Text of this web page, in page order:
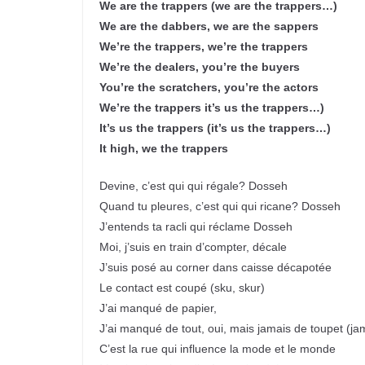
We are the trappers (we are the trappers…)
We are the dabbers, we are the sappers
We’re the trappers, we’re the trappers
We’re the dealers, you’re the buyers
You’re the scratchers, you’re the actors
We’re the trappers it’s us the trappers…)
It’s us the trappers (it’s us the trappers…)
It high, we the trappers
Devine, c’est qui qui régale? Dosseh
Quand tu pleures, c’est qui qui ricane? Dosseh
J’entends ta racli qui réclame Dosseh
Moi, j’suis en train d’compter, décale
J’suis posé au corner dans caisse décapotée
Le contact est coupé (sku, skur)
J’ai manqué de papier,
J’ai manqué de tout, oui, mais jamais de toupet
C’est la rue qui influence la mode et le monde